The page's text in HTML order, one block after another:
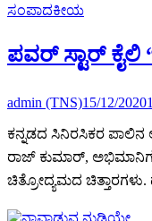
ಸಂಪಾದಕೀಯ
ಪವರ್ ಸ್ಟಾರ್ ಕೈಲಿ
admin (TNS)15/12/2020
ಕನ್ನಡದ ಸಿನಿರಸಿಕರ ಪಾಲಿನ
ರಾಜ್ ಕುಮಾರ್,
ಚಿತ್ರೋದ್ಯಮದ